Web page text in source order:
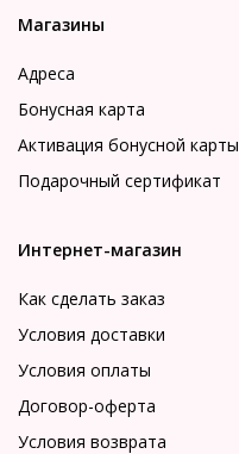
Магазины
Адреса
Бонусная карта
Активация бонусной карты
Подарочный сертификат
Интернет-магазин
Как сделать заказ
Условия доставки
Условия оплаты
Договор-оферта
Условия возврата